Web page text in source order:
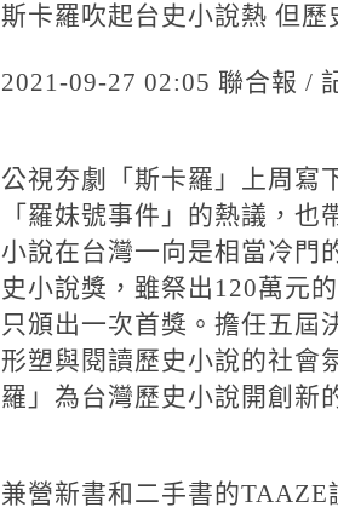
斯卡羅吹起台史小說熱 但
2021-09-27 02:05 聯合報 /
公視夯劇「斯卡羅」上周寫
「羅妹號事件」的熱議，
小說在台灣一向是相當冷門
史小說獎，雖祭出120萬元
只頒出一次首獎。擔任五屆
形塑與閱讀歷史小說的社會
羅」為台灣歷史小說開創新
兼營新書和二手書的